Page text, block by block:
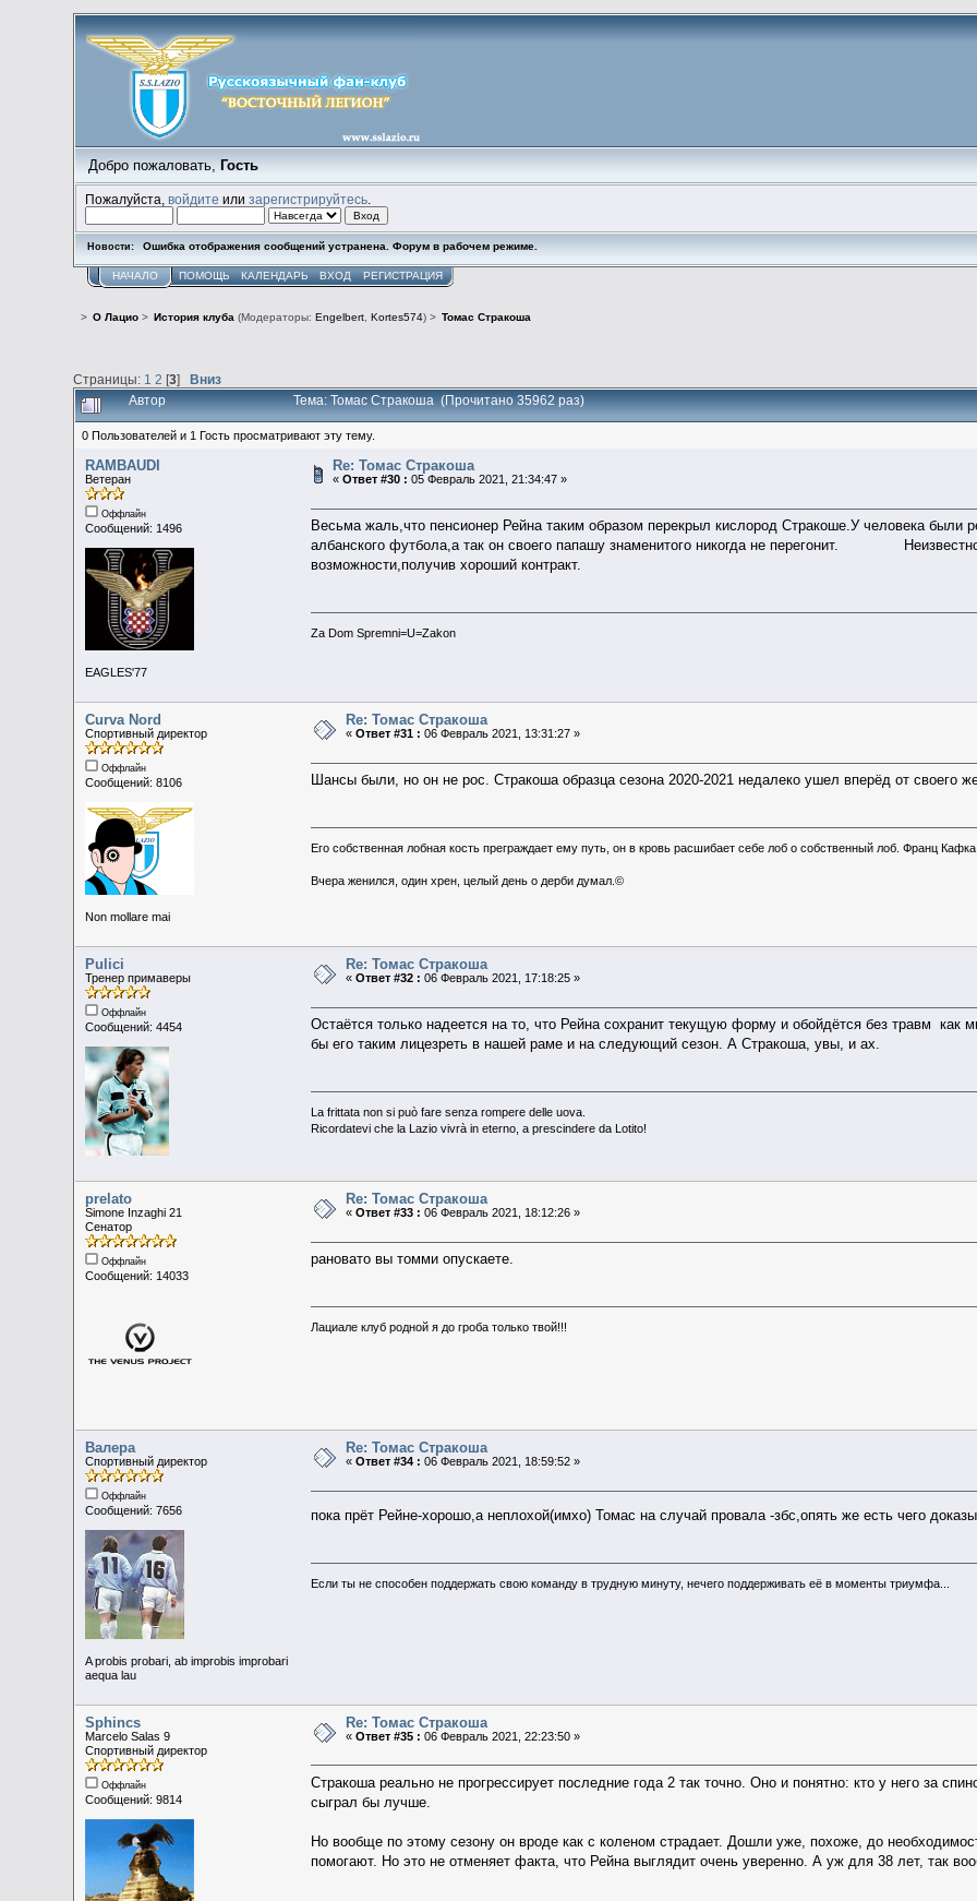
Добро пожаловать, Гость
Пожалуйста,войдите илизарегистрируйтесь
Новости: Ошибка отображения сообщений устранена. Форум в рабочем режиме.
НАЧАЛО ПОМОЩЬ КАЛЕНДАРЬ ВХОД РЕГИСТРАЦИЯ
> О Лацио> История клуба (Модераторы: Engelbert, Kortes574) > Томас Стракоша
Страницы: 1 2 [3]Вниз
Автор Тема: Томас Стракоша (Прочитано 35962 раз)
0 Пользователей и 1 Гость просматривают эту тему.
RAMBAUDI
Ветеран
Оффлайн
Сообщений: 1496
EAGLES'77
Re: Томас Стракоша
«Ответ #30 : 05 Февраль 2021, 21:34:47 »
Весьма жаль,что пенсионер Рейна таким образом перекрыл кислород Стракоше.У человека были
албанского футбола,а так он своего папашу знаменитого никогда не перегонит.
возможности,получив хороший контракт.
Za Dom Spremni=U=Zakon
Curva Nord
Спортивный директор
Оффлайн
Сообщений: 8106
Non mollare mai
Re: Томас Стракоша
«Ответ #31 : 06 Февраль 2021, 13:31:27 »
Шансы были, но он не рос. Стракоша образца сезона 2020-2021 недалеко ушел вперёд от своего
Его собственная лобная кость преграждает ему путь, он в кровь расшибает себе лоб о собственный лоб. Франц Кафка
Вчера женился, один хрен, целый день о дерби думал.©
Pulici
Тренер примаверы
Оффлайн
Сообщений: 4454
Re: Томас Стракоша
«Ответ #32 : 06 Февраль 2021, 17:18:25 »
Остаётся только надеется на то, что Рейна сохранит текущую форму и обойдётся без травм как
бы его таким лицезреть в нашей раме и на следующий сезон. А Стракоша, увы, и ах.
La frittata non si può fare senza rompere delle uova.
Ricordatevi che la Lazio vivrà in eterno, a prescindere da Lotito!
prelato
Simone Inzaghi 21
Сенатор
Оффлайн
Сообщений: 14033
Re: Томас Стракоша
«Ответ #33 : 06 Февраль 2021, 18:12:26 »
рановато вы томми опускаете.
Лациале клуб родной я до гроба только твой!!!
Валера
Спортивный директор
Оффлайн
Сообщений: 7656
A probis probari, ab improbis improbari
aequa lau
Re: Томас Стракоша
«Ответ #34 : 06 Февраль 2021, 18:59:52 »
пока прёт Рейне-хорошо,а неплохой(имхо) Томас на случай провала -збс,опять же есть чего
Если ты не способен поддержать свою команду в трудную минуту, нечего поддерживать её в моменты триумфа...
Sphincs
Marcelo Salas 9
Спортивный директор
Оффлайн
Сообщений: 9814
Re: Томас Стракоша
«Ответ #35 : 06 Февраль 2021, 22:23:50 »
Стракоша реально не прогрессирует последние года 2 так точно. Оно и понятно: кто у него за
сыграл бы лучше.
Но вообще по этому сезону он вроде как с коленом страдает. Дошли уже, похоже, до
помогают. Но это не отменяет факта, что Рейна выглядит очень уверенно. А уж для 38 лет, так